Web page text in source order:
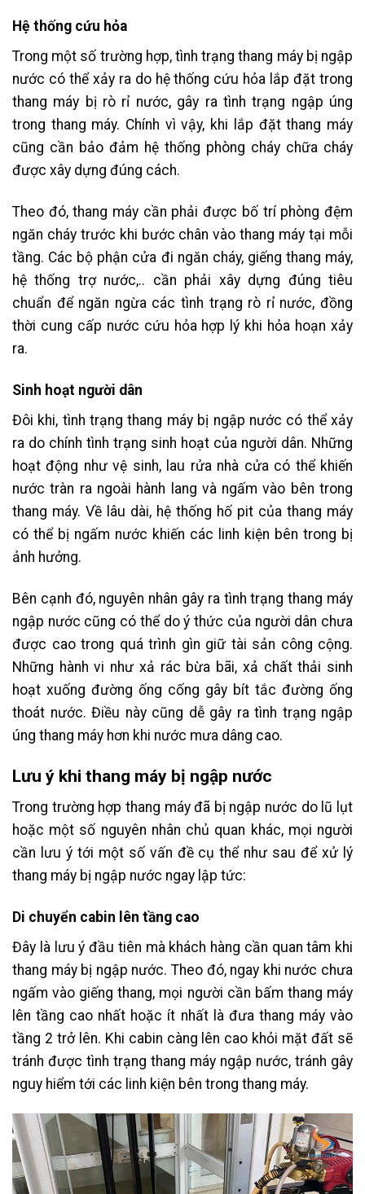
Hệ thống cứu hỏa
Trong một số trường hợp, tình trạng thang máy bị ngập
nước có thể xảy ra do hệ thống cứu hỏa lắp đặt trong
thang máy bị rò rỉ nước, gây ra tình trạng ngập úng
trong thang máy. Chính vì vậy, khi lắp đặt thang máy
cũng cần bảo đảm hệ thống phòng cháy chữa cháy
được xây dựng đúng cách.
Theo đó, thang máy cần phải được bố trí phòng đệm
ngăn cháy trước khi bước chân vào thang máy tại mỗi
tầng. Các bộ phận cửa đi ngăn cháy, giếng thang máy,
hệ thống trợ nước,.. cần phải xây dựng đúng tiêu
chuẩn để ngăn ngừa các tình trạng rò rỉ nước, đồng
thời cung cấp nước cứu hỏa hợp lý khi hỏa hoạn xảy
ra.
Sinh hoạt người dân
Đôi khi, tình trạng thang máy bị ngập nước có thể xảy
ra do chính tình trạng sinh hoạt của người dân. Những
hoạt động như vệ sinh, lau rửa nhà cửa có thể khiến
nước tràn ra ngoài hành lang và ngấm vào bên trong
thang máy. Về lâu dài, hệ thống hố pit của thang máy
có thể bị ngấm nước khiến các linh kiện bên trong bị
ảnh hưởng.
Bên cạnh đó, nguyên nhân gây ra tình trạng thang máy
ngập nước cũng có thể do ý thức của người dân chưa
được cao trong quá trình gìn giữ tài sản công cộng.
Những hành vi như xả rác bừa bãi, xả chất thải sinh
hoạt xuống đường ống cống gây bít tắc đường ống
thoát nước. Điều này cũng dễ gây ra tình trạng ngập
úng thang máy hơn khi nước mưa dâng cao.
Lưu ý khi thang máy bị ngập nước
Trong trường hợp thang máy đã bị ngập nước do lũ lụt
hoặc một số nguyên nhân chủ quan khác, mọi người
cần lưu ý tới một số vấn đề cụ thể như sau để xử lý
thang máy bị ngập nước ngay lập tức:
Di chuyển cabin lên tầng cao
Đây là lưu ý đầu tiên mà khách hàng cần quan tâm khi
thang máy bị ngập nước. Theo đó, ngay khi nước chưa
ngấm vào giếng thang, mọi người cần bấm thang máy
lên tầng cao nhất hoặc ít nhất là đưa thang máy vào
tầng 2 trở lên. Khi cabin càng lên cao khỏi mặt đất sẽ
tránh được tình trạng thang máy ngập nước, tránh gây
nguy hiểm tới các linh kiện bên trong thang máy.